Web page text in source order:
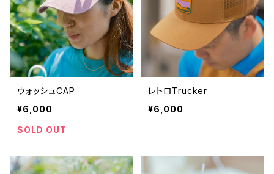
ウォッシュCAP
¥6,000
SOLD OUT
レトロTrucker
¥6,000